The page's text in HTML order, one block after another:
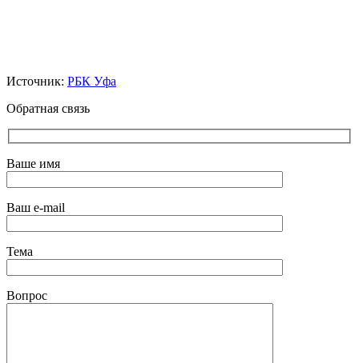
Источник: РБК Уфа
Обратная связь
Ваше имя
Ваш e-mail
Тема
Вопрос